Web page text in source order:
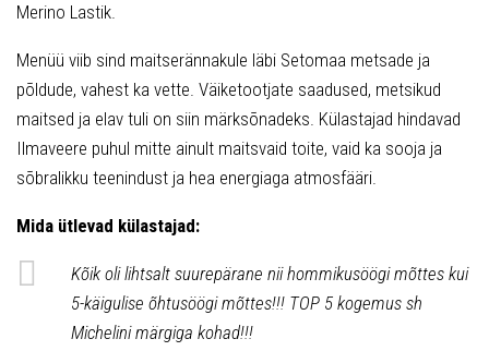
Merino Lastik.
Menüü viib sind maitserännakule läbi Setomaa metsade ja
põldude, vahest ka vette. Väiketootjate saadused, metsikud
maitsed ja elav tuli on siin märksõnadeks. Külastajad hindavad
Ilmaveere puhul mitte ainult maitsvaid toite, vaid ka sooja ja
sõbralikku teenindust ja hea energiaga atmosfääri.
Mida ütlevad külastajad:
Kõik oli lihtsalt suurepärane nii hommikusöögi mõttes kui
5-käigulise õhtusöögi mõttes!!! TOP 5 kogemus sh
Michelini märgiga kohad!!!